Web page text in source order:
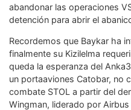
abandonar las operaciones
detención para abrir el
Recordemos que Baykar ha
finalmente su Kizilelma
queda la esperanza del
un portaaviones Catobar, no
combate STOL a partir del
Wingman, liderado por